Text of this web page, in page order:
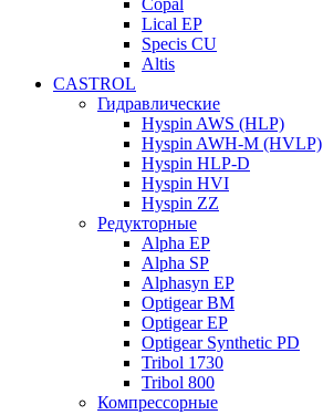
Copal
Lical EP
Specis CU
Altis
CASTROL
Гидравлические
Hyspin AWS (HLP)
Hyspin AWH-M (HVLP)
Hyspin HLP-D
Hyspin HVI
Hyspin ZZ
Редукторные
Alpha EP
Alpha SP
Alphasyn EP
Optigear BM
Optigear EP
Optigear Synthetic PD
Tribol 1730
Tribol 800
Компрессорные